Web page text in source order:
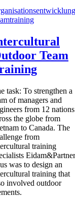
Team
task: To strengthen a
of managers and
from 12 nations
the globe from
to Canada. The
from
training
Eidam&Partner
was to design an
training that
involved outdoor